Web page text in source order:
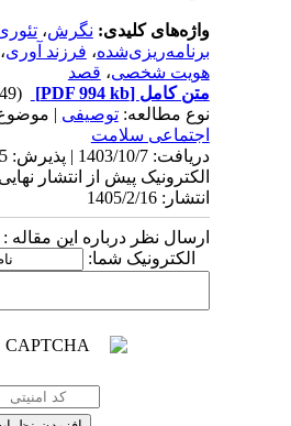
واژه‌های کلیدی:نگرش،تئوری
برنامه‌ریزی‌شده،فرزند آوری،
هویت شخصی،قصد
متن کامل[PDF 994 kb]
نوع مطالعه:توصیفی| موضوع
اجتماعی سلامت
انتشار: 1405/2/16
ارسال نظر درباره این مقاله :
الکترونیک شما: